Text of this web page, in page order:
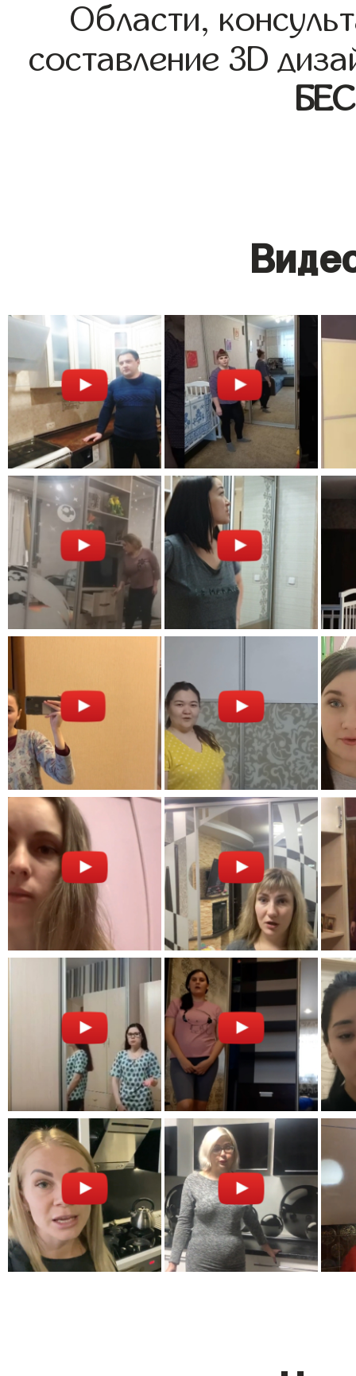
Области,
составление 3D